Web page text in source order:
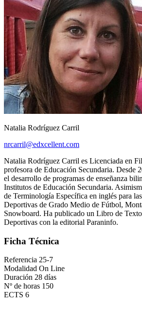
Natalia Rodríguez Carril
nrcarril@edxcellent.com
Natalia Rodríguez Carril es Licenciada en
profesora de Educación Secundaria. Desde
el desarrollo de programas de enseñanza
Institutos de Educación Secundaria.
de Terminología Específica en inglés para
Deportivas de Grado Medio de Fútbol,
Snowboard. Ha publicado un Libro de Texto
Deportivas con la editorial Paraninfo.
Ficha Técnica
Referencia 25-7
Modalidad On Line
Duración 28 días
Nº de horas 150
ECTS 6